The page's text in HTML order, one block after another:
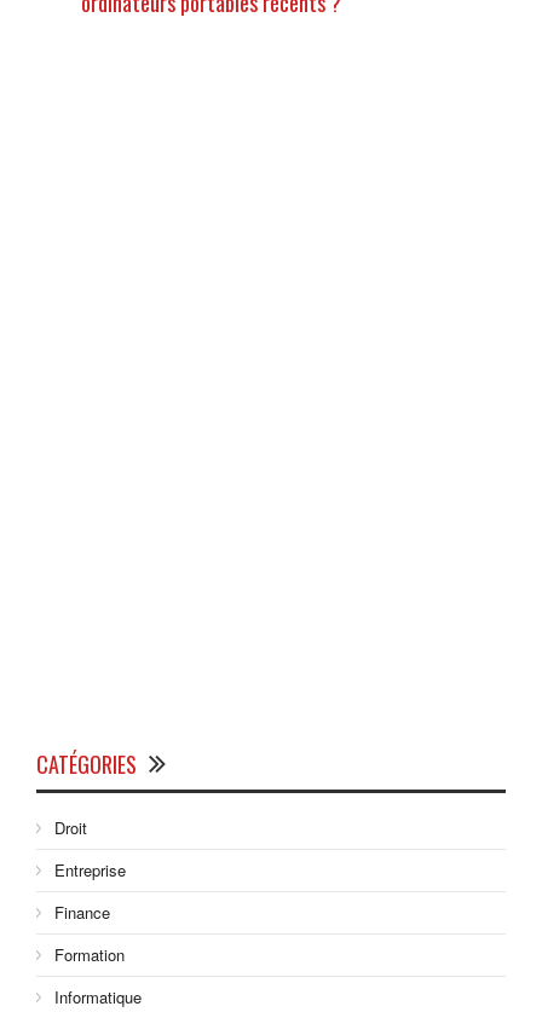
CATÉGORIES
Droit
Entreprise
Finance
Formation
Informatique